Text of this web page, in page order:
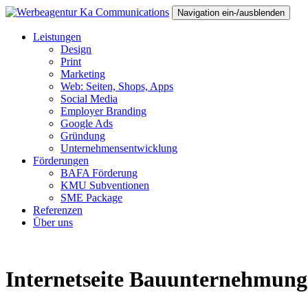
Navigation ein-/ausblenden
Leistungen
Design
Print
Marketing
Web: Seiten, Shops, Apps
Social Media
Employer Branding
Google Ads
Gründung
Unternehmensentwicklung
Förderungen
BAFA Förderung
KMU Subventionen
SME Package
Referenzen
Über uns
Internetseite